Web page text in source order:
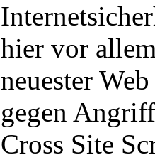
hier vor
neuester
gegen
Cross Site